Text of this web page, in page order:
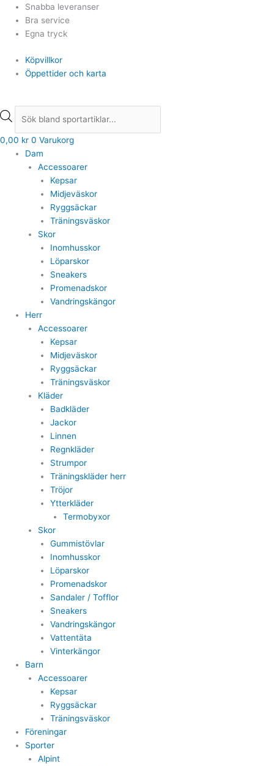
Hoppa
innehåll
Snabba leveranser
Bra service
Egna tryck
Köpvillkor
Öppettider och karta
Products
search
0,00 kr 0 Varukorg
Dam
Accessoarer
Kepsar
Midjeväskor
Ryggsäckar
Träningsväskor
Skor
Inomhusskor
Löparskor
Sneakers
Promenadskor
Vandringskängor
Herr
Accessoarer
Kepsar
Midjeväskor
Ryggsäckar
Träningsväskor
Kläder
Badkläder
Jackor
Linnen
Regnkläder
Strumpor
Träningskläder herr
Tröjor
Ytterkläder
Termobyxor
Skor
Gummistövlar
Inomhusskor
Löparskor
Promenadskor
Sandaler / Tofflor
Sneakers
Vandringskängor
Vattentäta
Vinterkängor
Barn
Accessoarer
Kepsar
Ryggsäckar
Träningsväskor
Föreningar
Sporter
Alpint
Products
search